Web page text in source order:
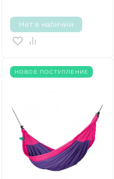
Нет в наличии
НОВОЕ ПОСТУПЛЕНИЕ